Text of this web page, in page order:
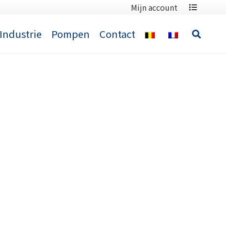
Mijn account
Industrie Pompen Contact